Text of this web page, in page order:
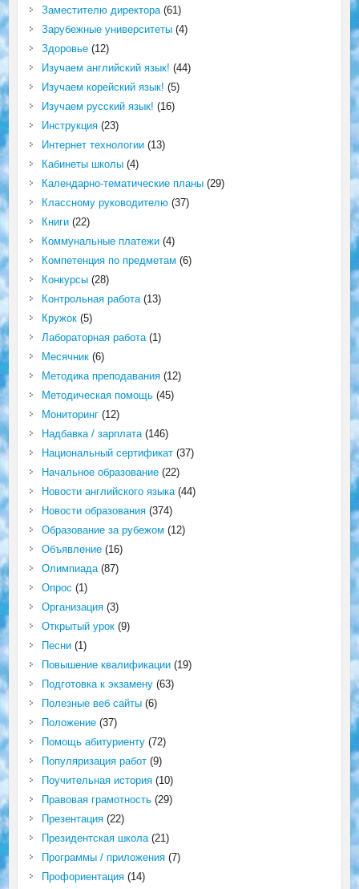
Заместителю директора(61)
Зарубежные университеты(4)
Здоровье(12)
Изучаем английский язык! (44)
Изучаем корейский язык! (5)
Изучаем русский язык! (16)
Инструкция(23)
Интернет технологии(13)
Кабинеты школы(4)
Календарно-тематические планы(29)
Классному руководителю(37)
Книги(22)
Коммунальные платежи(4)
Компетенция по предметам (6)
Конкурсы(28)
Контрольная работа(13)
Кружок(5)
Лабораторная работа(1)
Месячник(6)
Методика преподавания(12)
Методическая помощь(45)
Мониторинг(12)
Надбавка / зарплата(146)
Национальный сертификат(37)
Начальное образование(22)
Новости английского языка(44)
Новости образования(374)
Образование за рубежом (12)
Объявление(16)
Олимпиада(87)
Опрос (1)
Организация(3)
Открытый урок(9)
Песни(1)
Повышение квалификации(19)
Подготовка к экзамену(63)
Полезные веб сайты(6)
Положение(37)
Помощь абитуриенту(72)
Популяризация работ(9)
Поучительная история(10)
Правовая грамотность(29)
Презентация(22)
Президентская школа(21)
Программы / приложения(7)
Профориентация(14)